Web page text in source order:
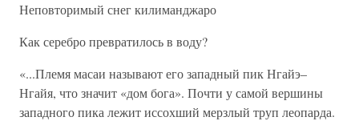
Неповторимый снег килиманджаро
Как серебро превратилось в воду?
«...Племя масаи называют его западный пик Нгайэ–
Нгайя, что значит «дом бога». Почти у самой вершины
западного пика лежит иссохший мерзлый труп леопарда.